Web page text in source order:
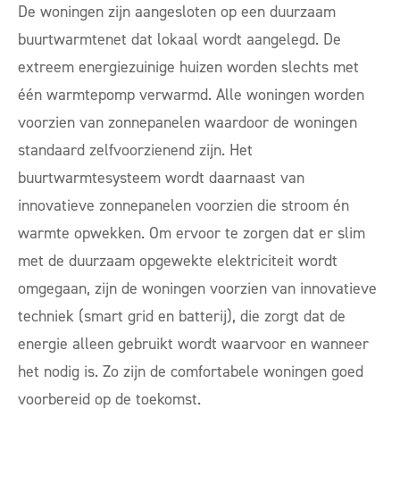
De woningen zijn aangesloten op een duurzaam
buurtwarmtenet dat lokaal wordt aangelegd. De
extreem energiezuinige huizen worden slechts met
één warmtepomp verwarmd. Alle woningen worden
voorzien van zonnepanelen waardoor de woningen
standaard zelfvoorzienend zijn. Het
buurtwarmtesysteem wordt daarnaast van
innovatieve zonnepanelen voorzien die stroom én
warmte opwekken. Om ervoor te zorgen dat er slim
met de duurzaam opgewekte elektriciteit wordt
omgegaan, zijn de woningen voorzien van innovatieve
techniek (smart grid en batterij), die zorgt dat de
energie alleen gebruikt wordt waarvoor en wanneer
het nodig is. Zo zijn de comfortabele woningen goed
voorbereid op de toekomst.